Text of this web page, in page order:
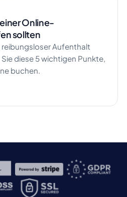
Online-
sollten
reibungsloser Aufenthalt
diese 5 wichtigen Punkte,
buchen.